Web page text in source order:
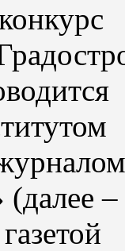
(далее